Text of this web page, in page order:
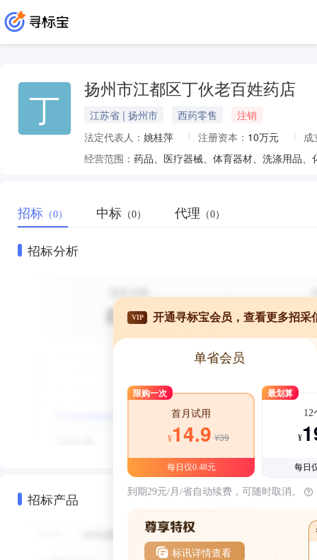
丁 扬州市江都区丁伙老百姓药店
江苏省 | 扬州市 西药零售
注销
法定代表人： 姚桂萍 注册资本： 10万元
成
经营范围：
招标 （0） 中标 （0） 代理 （0）
招标分析
招标产品
VIP 开通寻标宝会员，查看更多招采
单省会员
限购一次
首月试用
¥14.9 ¥39
每日仅0.48元
最划算
12
¥
每日
到期29元/月/省自动续费，可随时取消。
标讯详情查看